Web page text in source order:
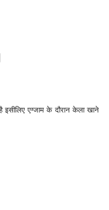
इसीलिए एग्जाम के दौरान केला खाने